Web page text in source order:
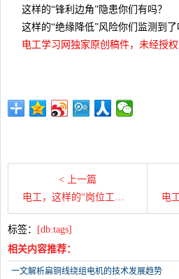
这样的“锋利边角”隐患你们有吗？
这样的“绝缘降低”风险你们监测到了
电工学习网独家原创稿件，未经授
< 上一篇
电工，这样的“岗位工作履职不到位”你们有吗？赶紧对照整改
电工，
标签：
[db:tags]
相关内容推荐：
一文解析扁铜线绕组电机的技术发展趋势